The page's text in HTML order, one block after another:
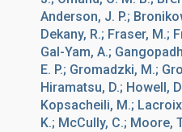
Anderson, J. P.;
Dekany, R.; Fraser, M.;
Gal-Yam, A.;
E. P.; Gromadzki, M.;
Hiramatsu, D.; Howell,
Kopsacheili, M.;
K.; McCully, C.; Moore,